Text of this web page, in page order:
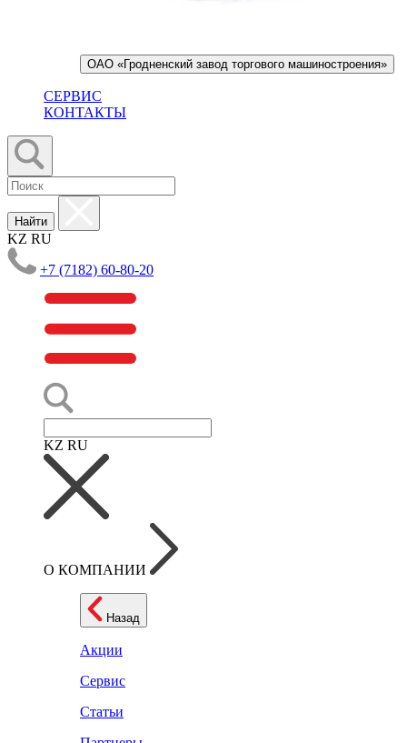
ОАО «Гродненский завод торгового машиностроения»
СЕРВИС
КОНТАКТЫ
Найти
KZ RU
+7 (7182) 60-80-20
KZ RU
О КОМПАНИИ
Назад
Акции
Сервис
Статьи